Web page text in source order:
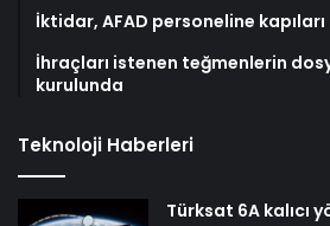
İktidar, AFAD personeline
İhraçları istenen teğmenlerin
kurulunda
Teknoloji Haberleri
Türksat 6A kalıcı